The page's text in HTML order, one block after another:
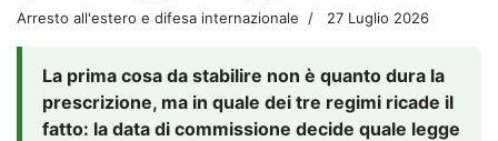
Arresto all'estero e difesa internazionale 27 Luglio 2026
La prima cosa da stabilire non è quanto dura la
prescrizione, ma in quale dei tre regimi ricade il
fatto: la data di commissione decide quale legge